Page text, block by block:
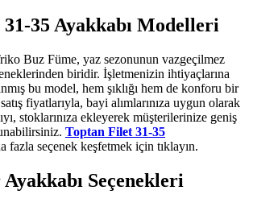
35 Ayakkabı Modelleri
Buz Füme, yaz sezonunun vazgeçilmez
biridir. İşletmenizin ihtiyaçlarına
bu model, hem şıklığı hem de konforu bir
fiyatlarıyla, bayi alımlarınıza uygun olarak
stoklarınıza ekleyerek müşterilerinize geniş
Toptan Filet 31-35
fazla seçenek keşfetmek için tıklayın.
Seçenekleri